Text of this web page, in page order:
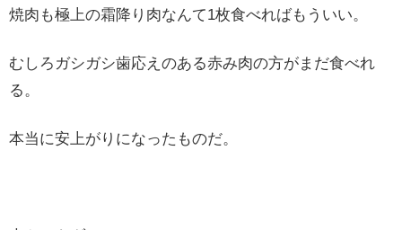
焼肉も極上の霜降り肉なんて1枚食べればもういい。
むしろガシガシ歯応えのある赤み肉の方がまだ食べれ
る。
本当に安上がりになったものだ。